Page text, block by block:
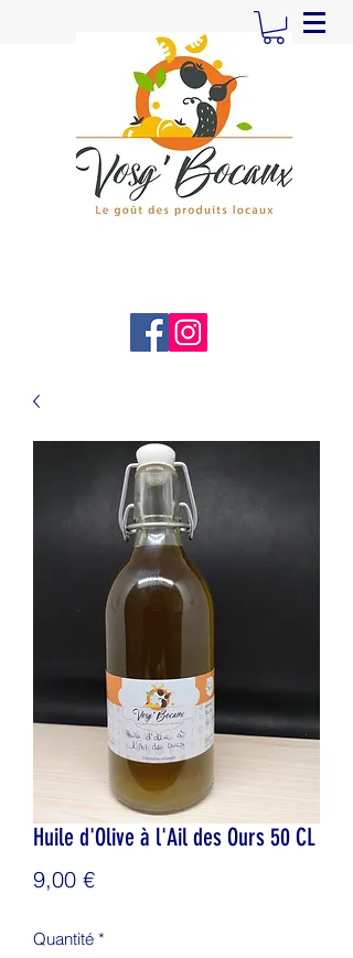
Huile d'Olive à l'Ail des Ours 50 CL
9,00 €Prix
Quantité *